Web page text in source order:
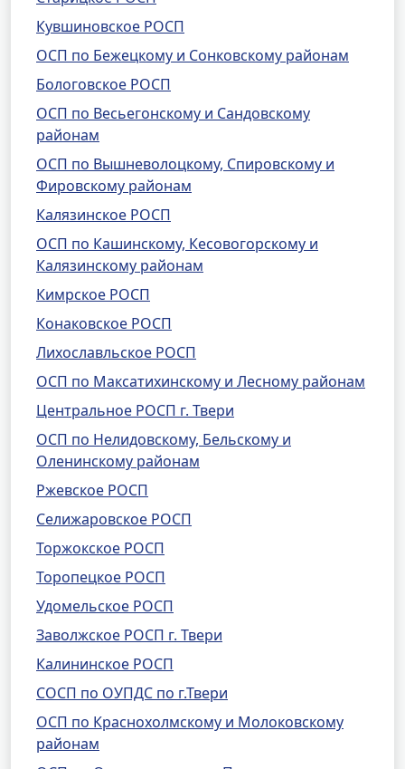
Кувшиновское РОСП
ОСП по Бежецкому и Сонковскому районам
Бологовское РОСП
ОСП по Весьегонскому и Сандовскому
районам
ОСП по Вышневолоцкому, Спировскому и
Фировскому районам
Калязинское РОСП
ОСП по Кашинскому, Кесовогорскому и
Калязинскому районам
Кимрское РОСП
Конаковское РОСП
Лихославльское РОСП
ОСП по Максатихинскому и Лесному районам
Центральное РОСП г. Твери
ОСП по Нелидовскому, Бельскому и
Оленинскому районам
Ржевское РОСП
Селижаровское РОСП
Торжокское РОСП
Торопецкое РОСП
Удомельское РОСП
Заволжское РОСП г. Твери
Калининское РОСП
СОСП по ОУПДС по г.Твери
ОСП по Краснохолмскому и Молоковскому
районам